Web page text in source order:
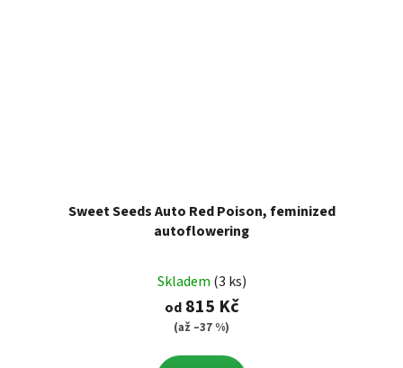
Sweet Seeds Auto Red Poison, feminized
autoflowering
Skladem (3 ks)
od815 Kč
(až –37 %)